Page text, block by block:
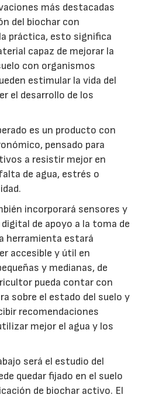
más destacadas
del biochar con
práctica, esto significa
capaz de mejorar la
con organismos
estimular la vida del
el desarrollo de los
es un producto con
pensado para
a resistir mejor en
de agua, estrés o
incorporará sensores y
de apoyo a la toma de
herramienta estará
accesible y útil en
y medianas, de
pueda contar con
sobre el estado del suelo y
recomendaciones
mejor el agua y los
será el estudio del
quedar fijado en el suelo
de biochar activo. El